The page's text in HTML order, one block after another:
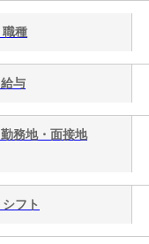
職種
給与
勤務地・面接地
シフト